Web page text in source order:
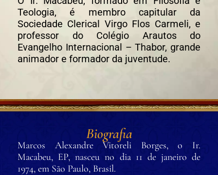
Teologia, é membro capitular da
Sociedade Clerical Virgo Flos Carmeli, e
professor do Colégio Arautos do
Evangelho Internacional – Thabor, grande
animador e formador da juventude.
Biografia
Marcos Alexandre Vitoreli Borges, o Ir.
Macabeu, EP, nasceu no dia 11 de janeiro de
1974, em São Paulo, Brasil.